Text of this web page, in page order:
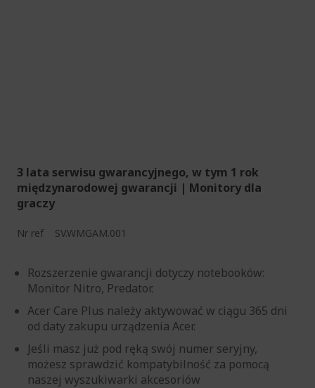
3 lata serwisu gwarancyjnego, w tym 1 rok
międzynarodowej gwarancji | Monitory dla
graczy
Nr ref SV.WMGAM.001
Rozszerzenie gwarancji dotyczy notebooków:
Monitor Nitro, Predator.
Acer Care Plus należy aktywować w ciągu 365 dni
od daty zakupu urządzenia Acer.
Jeśli masz już pod ręką swój numer seryjny,
możesz sprawdzić kompatybilność za pomocą
naszej wyszukiwarki akcesoriów